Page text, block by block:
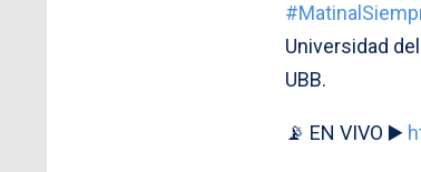
Universidad
UBB.
📡 EN VIVO ▶️